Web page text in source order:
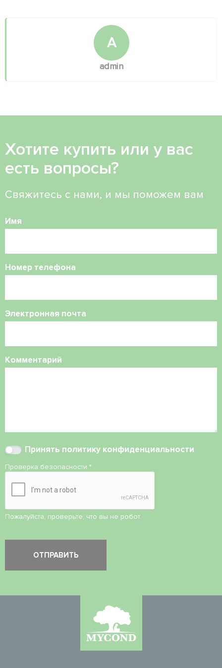
A
admin
Хотите купить или у вас
есть вопросы?
Свяжитесь с нами, и мы поможем вам
Имя
Номер телефона
Электронная почта
Комментарий
Принять политику конфиденциальности
Проверка безопасности *
Пожалуйста, проверьте, что вы не робот.